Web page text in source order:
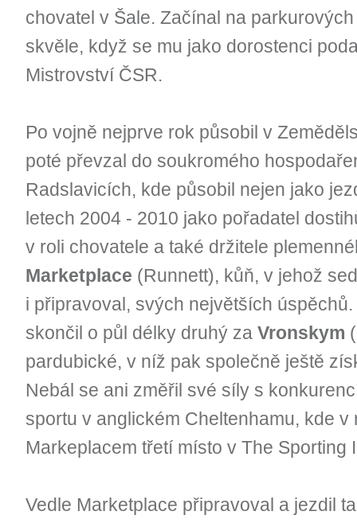
chovatel v Šale. Začínal na
skvěle, když se mu jako dorostenci
Mistrovství ČSR.
Po vojně nejprve rok působil v
poté převzal do soukromého
Radslavicích, kde působil nejen jako
letech 2004 - 2010 jako pořadatel
v roli chovatele a také držitele
Marketplace (Runnett), kůň, v jehož
i připravoval, svých největších
skončil o půl délky druhý za Vronskym
pardubické, v níž pak společně ještě
Nebál se ani změřil své síly s
sportu v anglickém Cheltenhamu, kde v
Markeplacem třetí místo v The Sporting
Vedle Marketplace připravoval a jezdil